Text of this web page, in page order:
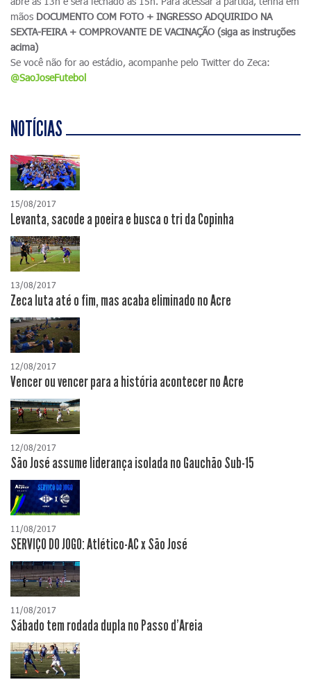
mãos DOCUMENTO COM FOTO + INGRESSO ADQUIRIDO NA
SEXTA-FEIRA + COMPROVANTE DE VACINAÇÃO (siga as instruções
acima)
Se você não for ao estádio, acompanhe pelo Twitter do Zeca:
@SaoJoseFutebol
NOTÍCIAS
15/08/2017
Levanta, sacode a poeira e busca o tri da Copinha
13/08/2017
Zeca luta até o fim, mas acaba eliminado no Acre
12/08/2017
Vencer ou vencer para a história acontecer no Acre
12/08/2017
São José assume liderança isolada no Gauchão Sub-15
11/08/2017
SERVIÇO DO JOGO: Atlético-AC x São José
11/08/2017
Sábado tem rodada dupla no Passo d'Areia